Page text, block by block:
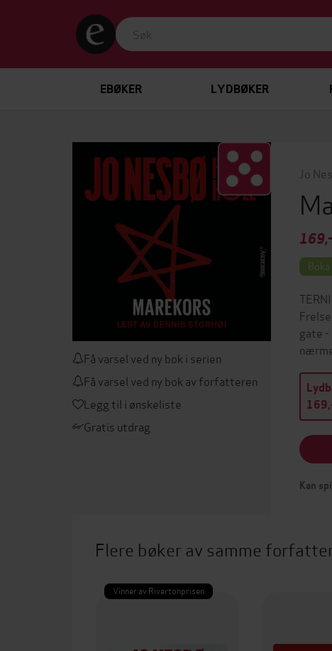
EBØKER LYDBØKER
Få varsel ved ny bok i serien
Få varsel ved ny bok av forfatteren
Legg til i ønskeliste
Gratis utdrag
Jo
169,-
gate
Kan
Flere bøker av samme
Vinner av Rivertonprisen